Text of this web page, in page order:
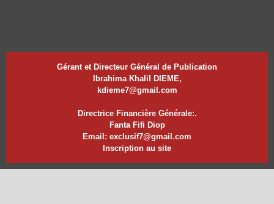
Gérant et Directeur Général de Publication
Ibrahima Khalil DIEME,
kdieme7@gmail.com
Directrice Financière Générale:.
Fanta Fifi Diop
Email: exclusif7@gmail.com
Inscription au site